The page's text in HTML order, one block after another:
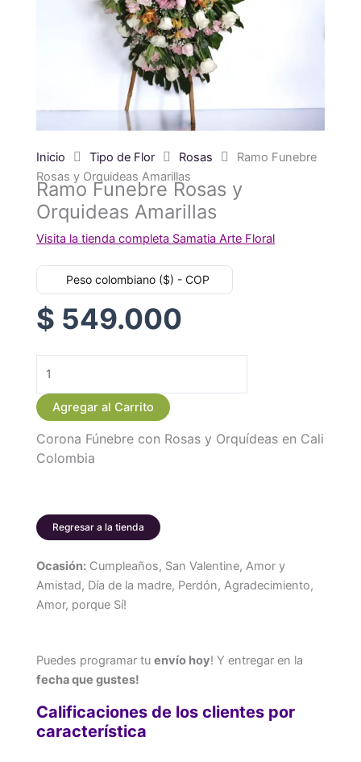
Inicio Tipo de Flor Rosas
Ramo Funebre
Rosas y Orquideas Amarillas
Ramo Funebre Rosas y
Orquideas Amarillas
Visita la tienda completa Samatia Arte Floral
Peso colombiano ($) - COP
$ 549.000
Ramo
Funebre
Rosas
y
Orquideas
Agregar al Carrito
Corona Fúnebre con Rosas y Orquídeas en Cali
Colombia
Regresar a la tienda
Ocasión: Cumpleaños, San Valentine, Amor y
Amistad, Día de la madre, Perdón, Agradecimiento,
Amor, porque Sí!
Puedes programar tu envío hoy! Y entregar en la
fecha que gustes!
Calificaciones de los clientes por
característica